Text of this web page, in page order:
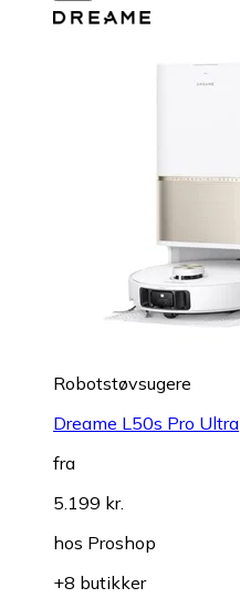
Robotstøvsugere
Dreame L50s Pro Ultra
fra
5.199 kr.
hos Proshop
+8 butikker